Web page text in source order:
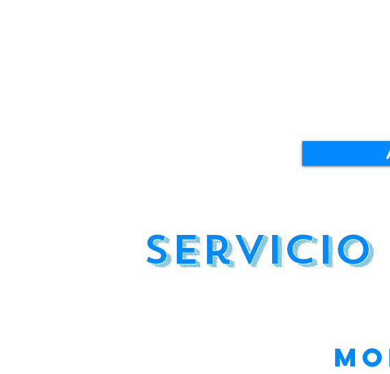
Servicio